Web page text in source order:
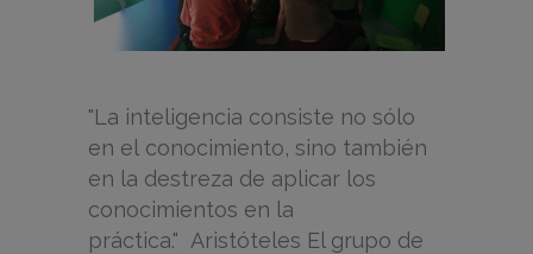
"La inteligencia consiste no sólo
en el conocimiento, sino también
en la destreza de aplicar los
conocimientos en la
práctica." Aristóteles El grupo de